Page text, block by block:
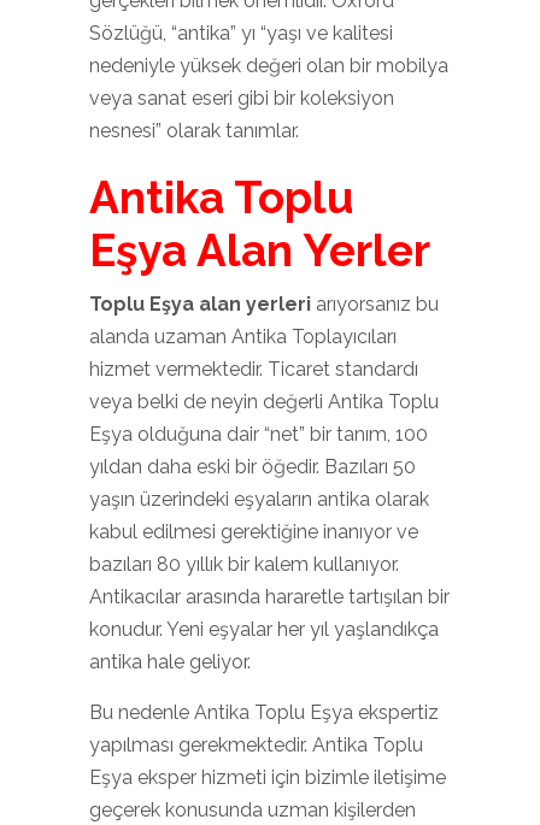
Sözlüğü, “antika” yı “yaşı ve kalitesi
nedeniyle yüksek değeri olan bir mobilya
veya sanat eseri gibi bir koleksiyon
nesnesi” olarak tanımlar.
Antika Toplu
Eşya Alan Yerler
Toplu Eşya alan yerleri arıyorsanız bu
alanda uzaman Antika Toplayıcıları
hizmet vermektedir. Ticaret standardı
veya belki de neyin değerli Antika Toplu
Eşya olduğuna dair “net” bir tanım, 100
yıldan daha eski bir öğedir. Bazıları 50
yaşın üzerindeki eşyaların antika olarak
kabul edilmesi gerektiğine inanıyor ve
bazıları 80 yıllık bir kalem kullanıyor.
Antikacılar arasında hararetle tartışılan bir
konudur. Yeni eşyalar her yıl yaşlandıkça
antika hale geliyor.
Bu nedenle Antika Toplu Eşya ekspertiz
yapılması gerekmektedir. Antika Toplu
Eşya eksper hizmeti için bizimle iletişime
geçerek konusunda uzman kişilerden